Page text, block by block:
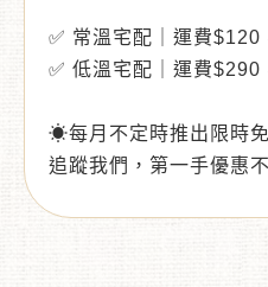
✅ 常溫宅配｜運費
✅ 低溫宅配｜運費
☀每月不定時推出限時
追蹤我們，第一手優惠不